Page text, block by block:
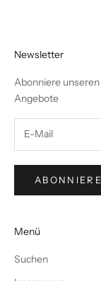
Newsletter
Abonniere
Angebote
Menü
Suchen